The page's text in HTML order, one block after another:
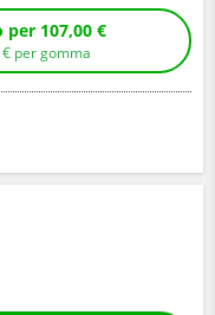
Compra senza montaggio per 107,00 €
€ per gomma